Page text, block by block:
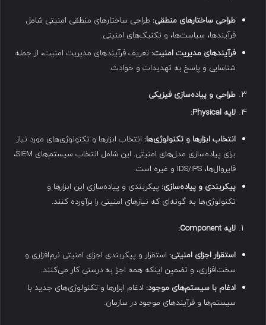
طراحی ساختارهای منطقی: طراحی ساختارهای منطقی امنیتی شامل
فرآیندها، سیاست‌ها، و تکنیک‌های امنیتی.
فرآیندهای مدیریت امنیت: تعریف فرآیندهای مدیریت امنیت، از جمله
شناسایی و پاسخ به تهدیدات و حوادث.
طراحی و پیاده‌سازی فیزیکی
لایه
انتخاب ابزارها و تکنولوژی‌ها: انتخاب ابزارها و تکنولوژی‌های مورد نیاز
برای پیاده‌سازی مدل‌های امنیتی. این شامل انتخاب سیستم‌های SIEM،
فایروال‌ها، IDS/IPS و غیره است.
پیکربندی و پیاده‌سازی: پیکربندی و پیاده‌سازی این ابزارها و
تکنولوژی‌ها به گونه‌ای که نیازهای امنیتی را برآورده کنند.
لایه
استقرار اجزای امنیتی: استقرار و پیکربندی اجزای امنیتی نرم‌افزاری و
سخت‌افزاری، و تضمین اینکه همه اجزا به درستی کار می‌کنند.
ادغام با سیستم‌های موجود: ادغام ابزارها و تکنولوژی‌های جدید با
سیستم‌ها و فرآیندهای موجود در سازمان.